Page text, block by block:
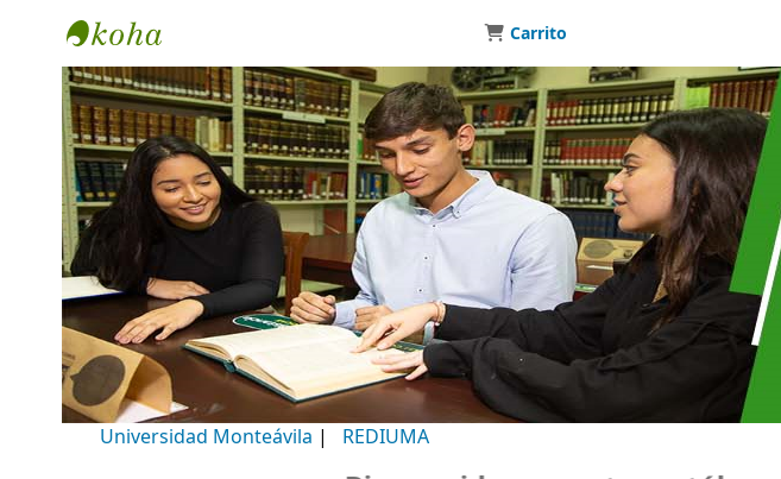
Biblioteca Universidad Monteávila
Carrito
Universidad Monteávila | REDIUMA